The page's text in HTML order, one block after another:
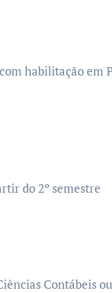
habilitação
do 2º semestre
Contábeis